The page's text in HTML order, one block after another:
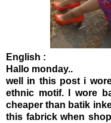
English :
Hallo monday..
well in this post i
ethnic motif. I wore
cheaper than batik
this fabrick when